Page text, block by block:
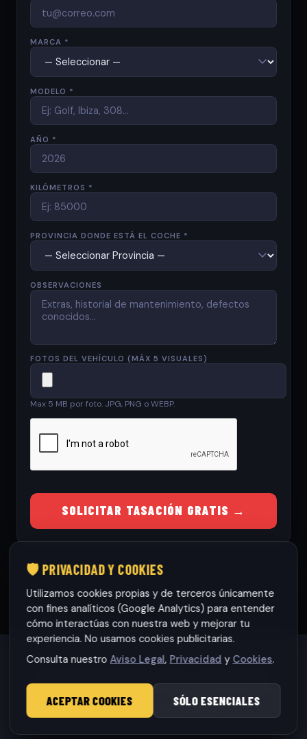
MARCA *
MODELO *
AÑO *
KILÓMETROS *
PROVINCIA DONDE ESTÁ EL COCHE *
OBSERVACIONES
FOTOS DEL VEHÍCULO (MÁX 5 VISUALES)
Max 5 MB por foto. JPG, PNG o WEBP.
SOLICITAR TASACIÓN GRATIS →
© 2026 RamonCars. Todos los derechos reservados.
🛡️ PRIVACIDAD Y COOKIES
Utilizamos cookies propias y de terceros únicamente
con fines analíticos (Google Analytics) para entender
cómo interactúas con nuestra web y mejorar tu
experiencia. No usamos cookies publicitarias.
Consulta nuestroAviso Legal, Privacidad y Cookies.
ACEPTAR COOKIES SÓLO ESENCIALES